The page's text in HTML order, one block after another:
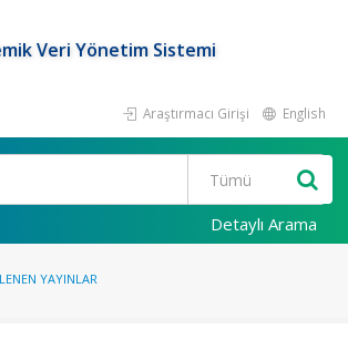
Veri Yönetim Sistemi
Araştırmacı Girişi English
Detaylı Arama
YAYINLAR